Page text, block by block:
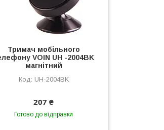
Тримач мобільного
VOIN UH -2004BK
магнітний
UH-2004BK
207 ₴
Готово до відправки